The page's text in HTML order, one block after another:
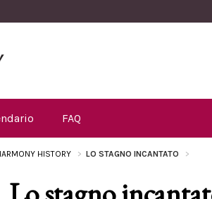
FAQ
HISTORY LO STAGNO INCANTATO